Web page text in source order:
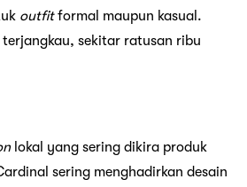
outfitformal maupun kasual.
sekitar ratusan ribu
lokal yang sering dikira produk
sering menghadirkan desain